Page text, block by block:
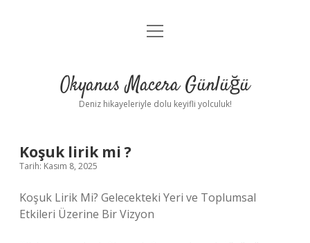
Anasayfa
Yasal Uyarı
menüyü
Okyanus Macera Günlüğü
Deniz hikayeleriyle dolu keyifli yolculuk!
Koşuk lirik mi ?
Tarih: Kasım 8, 2025
Koşuk Lirik Mi? Gelecekteki Yeri ve Toplumsal
Etkileri Üzerine Bir Vizyon